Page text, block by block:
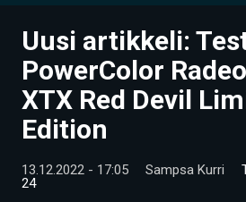
UUTISET
ARTIKKELIT
VIDEOT
TECHBBS
Uusi artikkeli:
PowerColor
XTX Red Devil
Edition
13.12.2022 - 17:05 Sampsa Kurri
24